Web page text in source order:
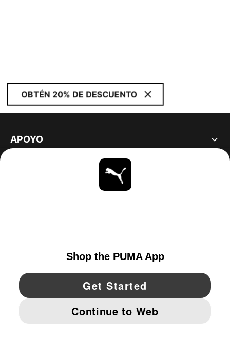
OBTÉN 20% DE DESCUENTO
APOYO
YouTube Twitter Pinterest
IMPRINT AND LEGAL DATA